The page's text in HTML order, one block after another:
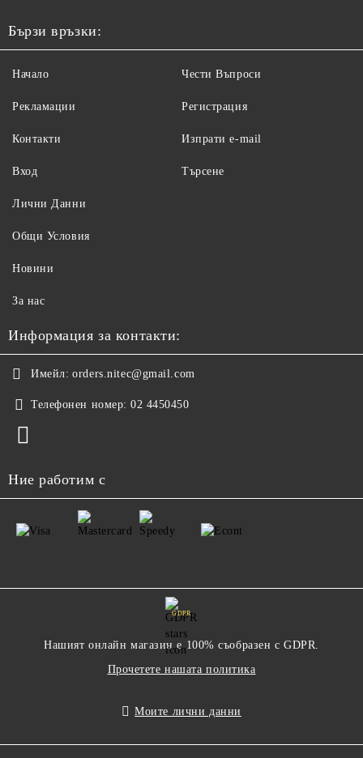
Бързи връзки:
Начало
Рекламации
Контакти
Вход
Чести Въпроси
Регистрация
Изпрати e-mail
Търсене
Лични Данни
Общи Условия
Новини
За нас
Информация за контакти:
Имейл: orders.nitec@gmail.com
Телефонен номер: 02 4450450
Ние работим с
GDPR
Нашият онлайн магазин е 100% съобразен с GDPR.
Прочетете нашата политика
Моите лични данни